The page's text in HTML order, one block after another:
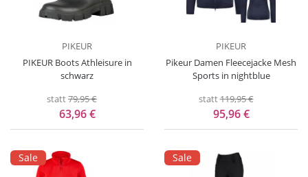
PIKEUR
PIKEUR Boots Athleisure in
schwarz
statt79,95 €
63,96 €
PIKEUR
Pikeur Damen Fleecejacke Mesh
Sports in nightblue
statt119,95 €
95,96 €
Sale Sale